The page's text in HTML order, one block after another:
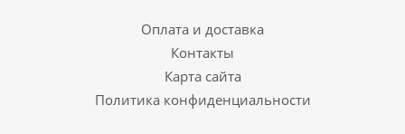
Оплата и доставка
Контакты
Карта сайта
Политика конфиденциальности